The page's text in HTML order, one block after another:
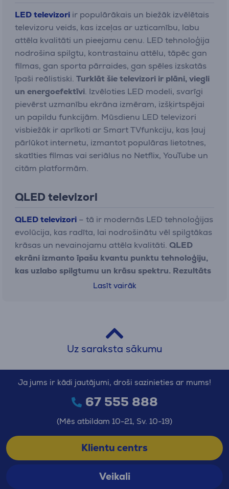
LED televizori ir populārākais un biežāk izvēlētais
televizoru veids, kas izceļas ar uzticamību, labu
attēla kvalitāti un pieejamu cenu. LED tehnoloģija
nodrošina spilgtu, kontrastainu attēlu, tāpēc gan
filmas, gan sporta pārraides, gan spēles izskatās
īpaši reālistiski. Turklāt šie televizori ir plāni, viegli
un energoefektīvi. Izvēloties LED modeli, svarīgi
pievērst uzmanību ekrāna izmēram, izšķirtspējai
un papildu funkcijām. Mūsdienu LED televizori
visbiežāk ir aprīkoti ar Smart TVfunkciju, kas ļauj
pārlūkot internetu, izmantot populāras lietotnes,
skatīties filmas vai seriālus no Netflix, YouTube un
citām platformām.
QLED televizori
QLED televizori – tā ir modernās LED tehnoloģijas
evolūcija, kas radīta, lai nodrošinātu vēl spilgtākas
krāsas un nevainojamu attēla kvalitāti. QLED
ekrāni izmanto īpašu kvantu punktu tehnoloģiju,
kas uzlabo spilgtumu un krāsu spektru. Rezultāts
– ārkārtīgi piesātinātas, dabiskas krāsas un
dziļāku kontrastu un plašāku skatīšanās leņķi.
Turklāt QLED televizori bieži ir ar lielākām ekrāna
kinozāles atmosfēras radīšanai.
Mūsdienīgie QLED modeļi ir aprīkoti ar integrētu
Smart TV funkciju,
internetam, izmantot straumēšanas
pakalpojumus, lietotnes vai pat vadīt televizoru ar
balsi. Tas nozīmē, ka viena ierīce var kļūt par
universālu izklaides centru visai ģimenei.
Lasīt vairāk
Uz saraksta sākumu
Ja jums ir kādi jautājumi, droši sazinieties ar mums!
67 555 888
(Mēs atbildam 10-21, Sv. 10-19)
Klientu centrs
Veikali